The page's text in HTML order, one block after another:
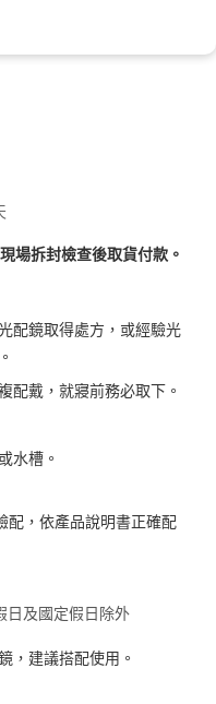
場拆封檢查後取貨付款。
配鏡取得處方，或經驗光
配戴，就寢前務必取下。
水槽。
配，依產品說明書正確配
日及國定假日除外
，建議搭配使用。